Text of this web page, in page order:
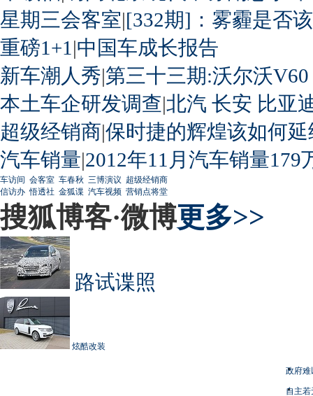
星期三会客室|[332期]：雾霾是否
重磅1+1 |中国车成长报告
新车潮人秀|第三十三期:沃尔沃
本土车企研发调查|北汽 长安 比亚
超级经销商|保时捷的辉煌该如何延
汽车销量|2012年11月汽车销量179
车访间 会客室 车春秋 三博演议 超级经销商
信访办 悟透社 金狐谍 汽车视频 营销点将堂
搜狐博客·微博更多>>
路试谍照
炫酷改装
政府难
自主